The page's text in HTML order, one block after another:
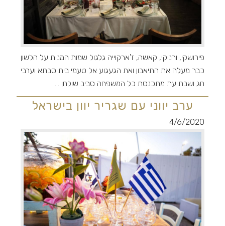
פירושקי, ורניקי, קאשה, ז'ארקוייה גלגול שמות המנות על הלשון
כבר מעלה את התיאבון ואת הגעגוע אל טעמי בית סבתא וערבי
חג ושבת עת מתכנסת כל המשפחה סביב שולחן ...
ערב יווני עם שגריר יוון בישראל
4/6/2020